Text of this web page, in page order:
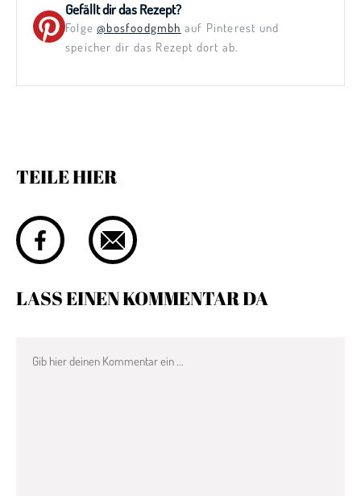
Gefällt dir das Rezept?
Folge@bosfoodgmbh auf Pinterest und
speicher dir das Rezept dort ab.
LASS EINEN KOMMENTAR DA
TEILE HIER